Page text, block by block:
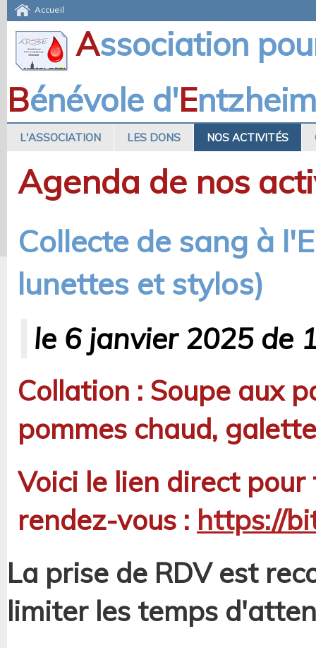
Accueil
Association
Bénévole d'Entzheim
L'ASSOCIATION LES DONS NOS ACTIVITÉS
Agenda de nos
Collecte de sang à
lunettes et stylos)
le 6 janvier 2025 de
Collation : Soupe aux
pommes chaud,
Voici le lien direct
rendez-vous : https://
La prise de RDV est
limiter les temps